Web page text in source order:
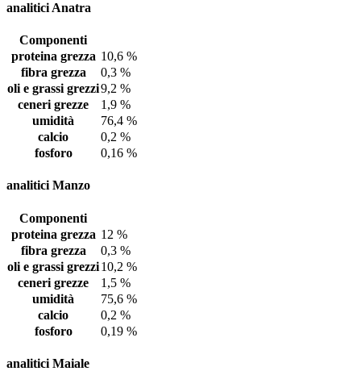
analitici Anatra
Componenti
proteina grezza 10,6 %
fibra grezza
0,3 %
oli e grassi grezzi9,2 %
ceneri grezze
1,9 %
umidità
76,4 %
calcio
0,2 %
fosforo
0,16 %
analitici Manzo
Componenti
proteina grezza 12 %
fibra grezza
0,3 %
oli e grassi grezzi10,2 %
ceneri grezze
1,5 %
umidità
75,6 %
calcio
0,2 %
fosforo
0,19 %
analitici Maiale